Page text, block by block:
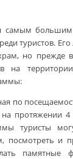
самым
туристов.
но прежде
на
по
на протяжении
туристы
посмотреть и
памятные